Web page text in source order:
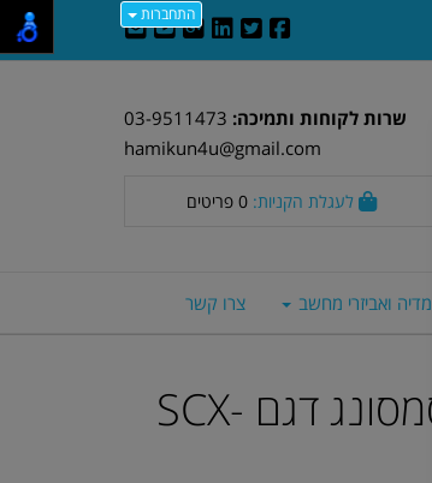
התחברות
שרות לקוחות ותמיכה: 03-9511473
hamikun4u@gmail.com
0
מדיה ואביזרי מחשב צרו קשר
מדפסת משולבת סמסונג דגם SCX-